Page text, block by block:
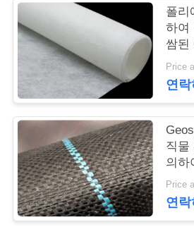
요
뉴
스
인
용
문
폴리
하여
쌈된
길쌈
연
직물
의하
디를
니다
연